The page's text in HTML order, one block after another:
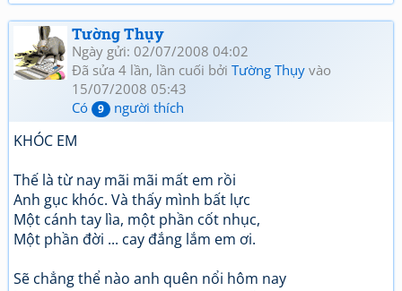
Tường Thụy
Ngày gửi: 02/07/2008 04:02
Đã sửa 4 lần, lần cuối bởi Tường Thụy vào
15/07/2008 05:43
Có
9 người thích
KHÓC EM
Thế là từ nay mãi mãi mất em rồi
Anh gục khóc. Và thấy mình bất lực
Một cánh tay lìa, một phần cốt nhục,
Một phần đời ... cay đắng lắm em ơi.
Sẽ chẳng thể nào anh quên nổi hôm nay